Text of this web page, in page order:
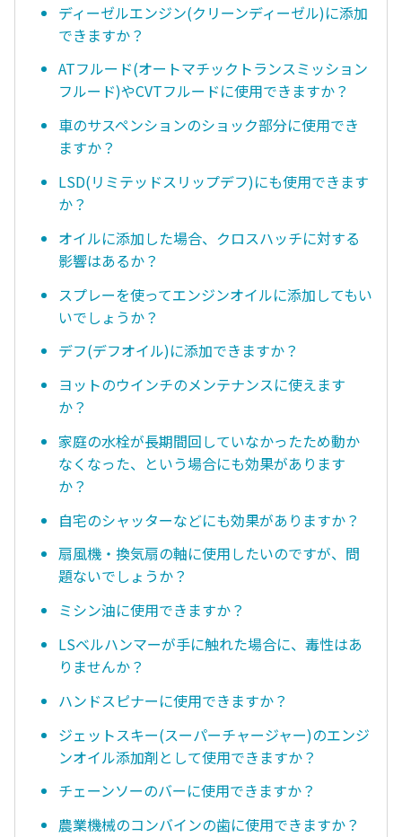
ディーゼルエンジン(クリーンディーゼル)に添加
できますか？
ATフルード(オートマチックトランスミッション
フルード)やCVTフルードに使用できますか？
車のサスペンションのショック部分に使用でき
ますか？
LSD(リミテッドスリップデフ)にも使用できます
か？
オイルに添加した場合、クロスハッチに対する
影響はあるか？
スプレーを使ってエンジンオイルに添加してもい
いでしょうか？
デフ(デフオイル)に添加できますか？
ヨットのウインチのメンテナンスに使えます
か？
家庭の水栓が長期間回していなかったため動か
なくなった、という場合にも効果があります
か？
自宅のシャッターなどにも効果がありますか？
扇風機・換気扇の軸に使用したいのですが、問
題ないでしょうか？
ミシン油に使用できますか？
LSベルハンマーが手に触れた場合に、毒性はあ
りませんか？
ハンドスピナーに使用できますか？
ジェットスキー(スーパーチャージャー)のエンジ
ンオイル添加剤として使用できますか？
チェーンソーのバーに使用できますか？
農業機械のコンバインの歯に使用できますか？